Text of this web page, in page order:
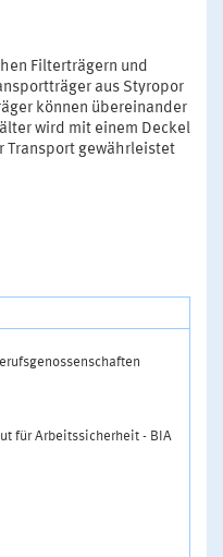
Filterträgern und
aus Styropor
können übereinander
wird mit einem Deckel
Transport gewährleistet
für Arbeitssicherheit - BIA